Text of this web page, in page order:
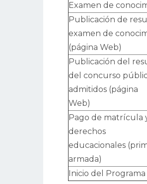
Examen de
Publicación de
examen de
(página Web)
Publicación del
del concurso
admitidos (página
Web)
Pago de matrícula
derechos
educacionales
armada)
Inicio del Programa